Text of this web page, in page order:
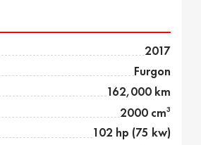
2017
Furgon
162,000 km
2000 cm3
102 hp (75 kw)